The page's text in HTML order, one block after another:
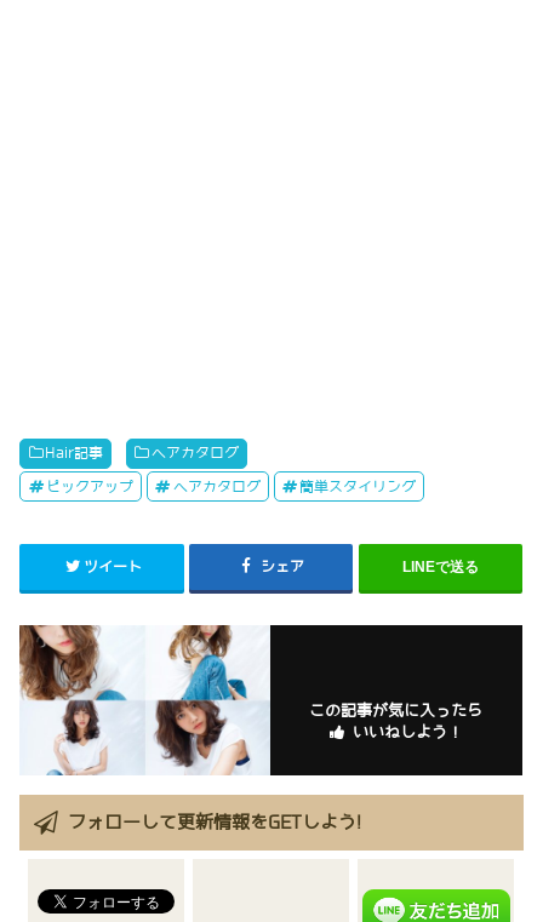
Hair記事
ヘアカタログ
ピックアップ
ヘアカタログ 簡単スタイリング
ツイート シェア LINEで送る
この記事が気に入ったら
いいねしよう！
フォローして更新情報をGETしよう!